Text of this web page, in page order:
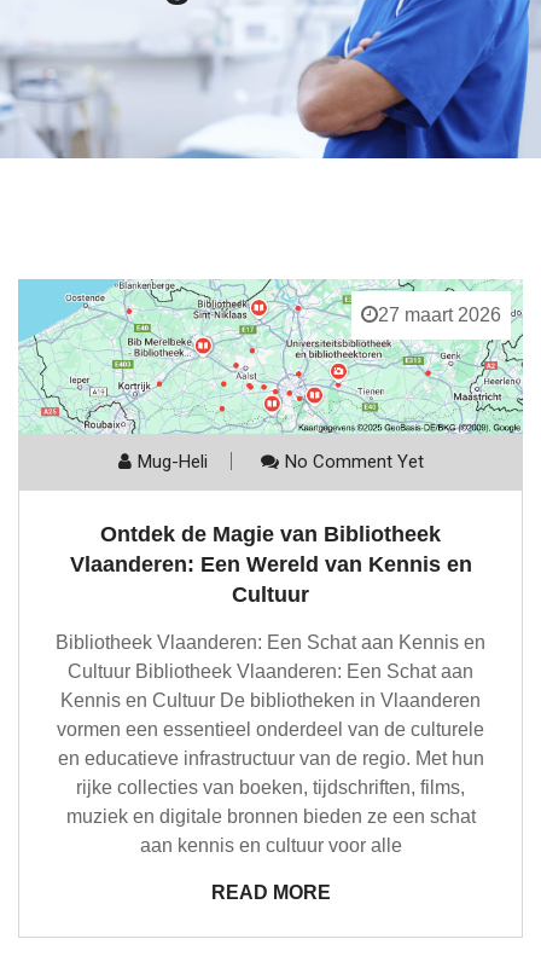
27 maart 2026
Mug-Heli No Comment Yet
Ontdek de Magie van Bibliotheek
Vlaanderen: Een Wereld van Kennis en
Cultuur
Bibliotheek Vlaanderen: Een Schat aan Kennis en
Cultuur Bibliotheek Vlaanderen: Een Schat aan
Kennis en Cultuur De bibliotheken in Vlaanderen
vormen een essentieel onderdeel van de culturele
en educatieve infrastructuur van de regio. Met hun
rijke collecties van boeken, tijdschriften, films,
muziek en digitale bronnen bieden ze een schat
aan kennis en cultuur voor alle
READ MORE